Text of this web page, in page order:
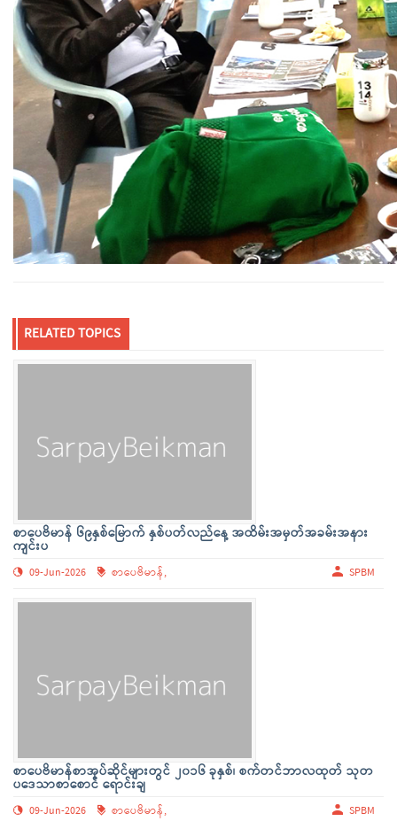
RELATED TOPICS
စာပေဗိမာန် ၆၉နှစ်မြောက် နှစ်ပတ်လည်နေ့ အထိမ်းအမှတ်အခမ်းအနား
ကျင်းပ
09-Jun-2026 စာပေဗိမာန်, SPBM
စာပေဗိမာန်စာအုပ်ဆိုင်များတွင် ၂၀၁၆ ခုနှစ်၊ စက်တင်ဘာလထုတ် သုတ
ပဒေသာစာစောင် ရောင်းချ
09-Jun-2026 စာပေဗိမာန်, SPBM